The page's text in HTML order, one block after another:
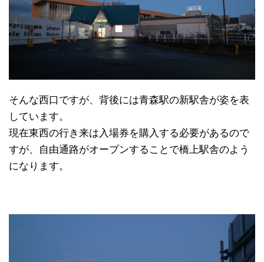
そんな西口ですが、背後には青森駅の新駅舎が姿を表
しています。
現在東西の行き来は入場券を購入する必要があるので
すが、自由通路がオープンすることで橋上駅舎のよう
になります。